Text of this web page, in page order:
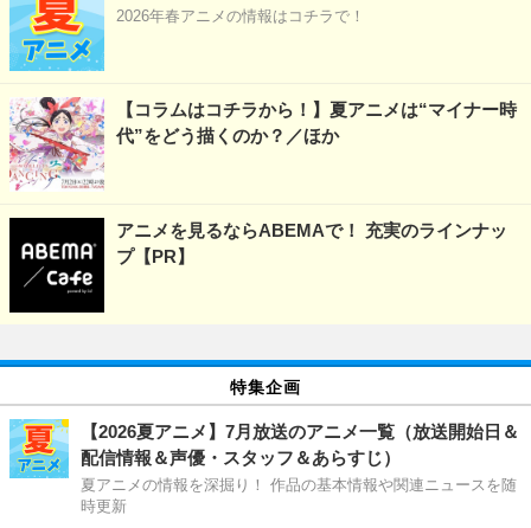
2026年春アニメの情報はコチラで！
【コラムはコチラから！】夏アニメは“マイナー時
代”をどう描くのか？／ほか
アニメを見るならABEMAで！ 充実のラインナッ
プ【PR】
特集企画
【2026夏アニメ】7月放送のアニメ一覧（放送開始日＆
配信情報＆声優・スタッフ＆あらすじ）
夏アニメの情報を深掘り！ 作品の基本情報や関連ニュースを随
時更新